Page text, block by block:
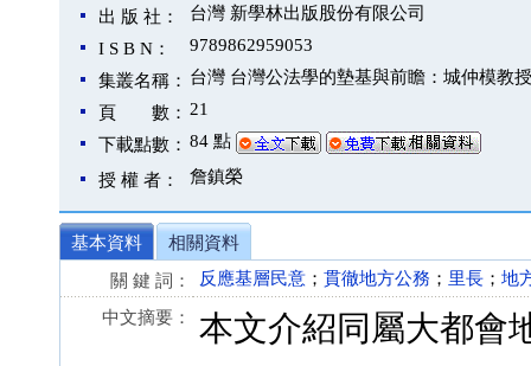
出 版 社：
台灣 新學林出版股份有限公司
I S B N：
9789862959053
集叢名稱： 台灣 台灣公法學的墊基與前瞻：城仲模教
頁 數： 21
下載點數： 84 點
授 權 者： 詹鎮榮
基本資料
相關資料
關 鍵 詞：
反應基層民意 ； 貫徹地方公務 ； 里長 ； 地
中文摘要：
本文介紹同屬大都會